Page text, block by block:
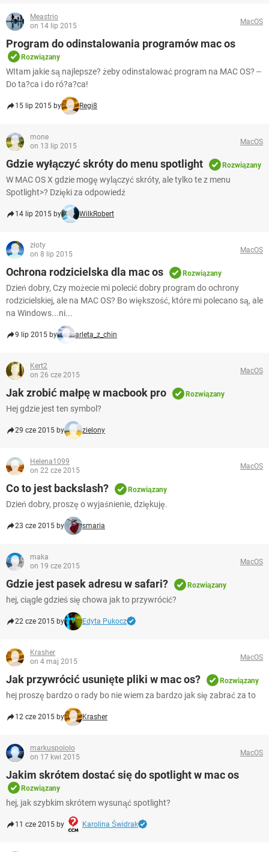
Meastrio
on 14 lip 2015
MacOS
Program do odinstalowania programów mac os
Rozwiązany
WItam jakie są najlepsze? żeby odinstalować program na MAC OS? --
Do ta?ca i do ró?a?ca!
15 lip 2015 by Regi8
mone
on 13 lip 2015
MacOS
Gdzie wyłączyć skróty do menu spotlight Rozwiązany
W MAC OS X gdzie mogę wylączyć skróty, ale tylko te z menu
Spotlight>? Dzięki za odpowiedź
14 lip 2015 by WilkRobert
złoty
on 8 lip 2015
MacOS
Ochrona rodzicielska dla mac os Rozwiązany
Dzień dobry, Czy możecie mi polecić dobry program do ochrony
rodzicielskiej, ale na MAC OS? Bo większość, które mi polecano są, ale
na Windows...ni...
9 lip 2015 by arleta_z_chin
Kert2
on 26 cze 2015
MacOS
Jak zrobić małpę w macbook pro Rozwiązany
Hej gdzie jest ten symbol?
29 cze 2015 by zielony
Helena1099
on 22 cze 2015
MacOS
Co to jest backslash? Rozwiązany
Dzień dobry, proszę o wyjaśnienie, dziękuję.
23 cze 2015 by smaria
maka
on 19 cze 2015
MacOS
Gdzie jest pasek adresu w safari? Rozwiązany
hej, ciągle gdzieś się chowa jak to przywrócić?
22 cze 2015 by Edyta Pukocz
Krasher
on 4 maj 2015
MacOS
Jak przywrócić usunięte pliki w mac os? Rozwiązany
hej proszę bardzo o rady bo nie wiem za bardzo jak się zabrać za to
12 cze 2015 by Krasher
markuspololo
on 17 kwi 2015
MacOS
Jakim skrótem dostać się do spotlight w mac os
Rozwiązany
hej, jak szybkim skrótem wysunąć spotlight?
11 cze 2015 by Karolina Świdrak